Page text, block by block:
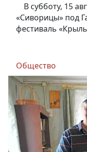
В субботу, 15
«Сиворицы» под
фестиваль
Общество